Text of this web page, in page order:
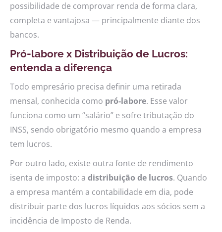
possibilidade de comprovar renda de forma clara,
completa e vantajosa — principalmente diante dos
bancos.
Pró-labore x Distribuição de Lucros:
entenda a diferença
Todo empresário precisa definir uma retirada
mensal, conhecida como pró-labore. Esse valor
funciona como um “salário” e sofre tributação do
INSS, sendo obrigatório mesmo quando a empresa
tem lucros.
Por outro lado, existe outra fonte de rendimento
isenta de imposto: a distribuição de lucros. Quando
a empresa mantém a contabilidade em dia, pode
distribuir parte dos lucros líquidos aos sócios sem a
incidência de Imposto de Renda.